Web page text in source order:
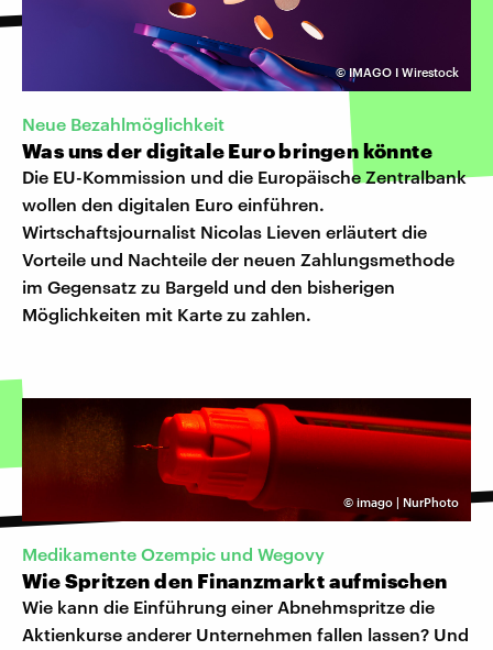
©IMAGO I Wirestock
Neue Bezahlmöglichkeit
Was uns der digitale Euro bringen könnte
Die EU-Kommission und die Europäische Zentralbank
wollen den digitalen Euro einführen.
Wirtschaftsjournalist Nicolas Lieven erläutert die
Vorteile und Nachteile der neuen Zahlungsmethode
im Gegensatz zu Bargeld und den bisherigen
Möglichkeiten mit Karte zu zahlen.
©imago | NurPhoto
Medikamente Ozempic und Wegovy
Wie Spritzen den Finanzmarkt aufmischen
Wie kann die Einführung einer Abnehmspritze die
Aktienkurse anderer Unternehmen fallen lassen? Und